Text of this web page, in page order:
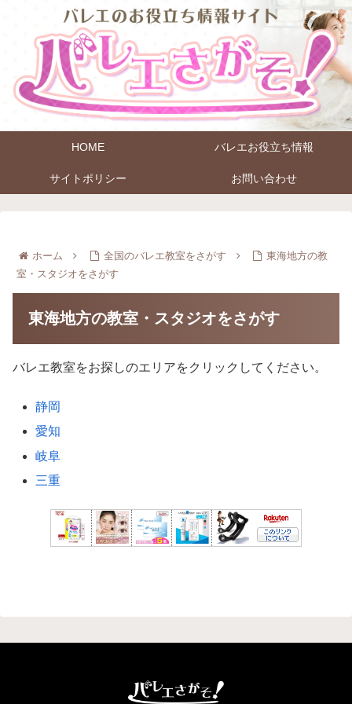
HOME バレエお役立ち情報
サイトポリシー お問い合わせ
ホーム 全国のバレエ教室をさがす
東海地方の教
室・スタジオをさがす
東海地方の教室・スタジオをさがす
バレエ教室をお探しのエリアをクリックしてください。
静岡
愛知
岐阜
三重